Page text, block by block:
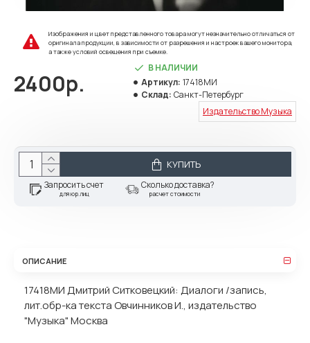
Изображения и цвет представленного товара могут незначительно отличаться от
оригинала продукции, в зависимости от разрешения и настроек вашего монитора,
а также условий освещения при съемке.
2400р.
В НАЛИЧИИ
Артикул: 17418МИ
Склад: Санкт-Петербург
Издательство Музыка
КУПИТЬ
Запросить счет
для юр.лиц
Сколько доставка?
расчет стоимости
ОПИСАНИЕ
17418МИ Дмитрий Ситковецкий: Диалоги /запись,
лит.обр-ка текста Овчинников И., издательство
"Музыка" Москва